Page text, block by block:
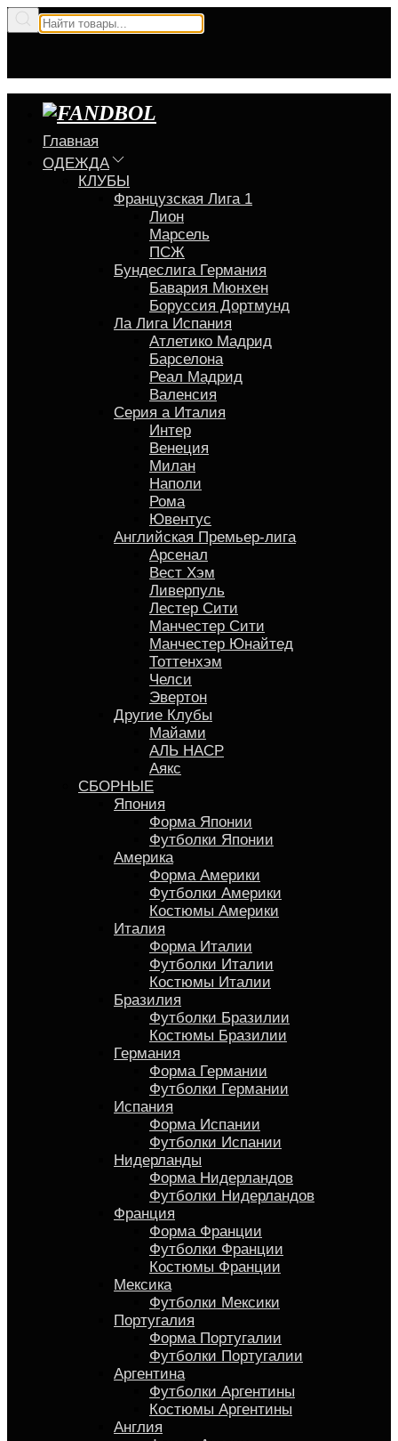
Главная
ОДЕЖДА
КЛУБЫ
Французская Лига 1
Лион
Марсель
ПСЖ
Бундеслига Германия
Бавария Мюнхен
Боруссия Дортмунд
Ла Лига Испания
Атлетико Мадрид
Барселона
Реал Мадрид
Валенсия
Серия a Италия
Интер
Венеция
Милан
Наполи
Рома
Ювентус
Английская Премьер-лига
Арсенал
Вест Хэм
Ливерпуль
Лестер Сити
Манчестер Сити
Манчестер Юнайтед
Тоттенхэм
Челси
Эвертон
Другие Клубы
Майами
АЛЬ НАСР
Аякс
СБОРНЫЕ
Япония
Форма Японии
Футболки Японии
Америка
Форма Америки
Футболки Америки
Костюмы Америки
Италия
Форма Италии
Футболки Италии
Костюмы Италии
Бразилия
Футболки Бразилии
Костюмы Бразилии
Германия
Форма Германии
Футболки Германии
Испания
Форма Испании
Футболки Испании
Нидерланды
Форма Нидерландов
Футболки Нидерландов
Франция
Форма Франции
Футболки Франции
Костюмы Франции
Мексика
Футболки Мексики
Португалия
Форма Португалии
Футболки Португалии
Аргентина
Футболки Аргентины
Костюмы Аргентины
Англия